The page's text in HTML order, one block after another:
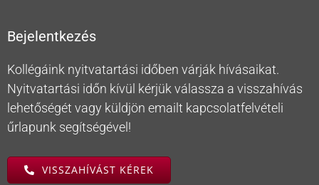
Bejelentkezés
Kollégáink nyitvatartási időben várják hívásaikat.
Nyitvatartási időn kívül kérjük válassza a visszahívás
lehetőségét vagy küldjön emailt kapcsolatfelvételi
űrlapunk segítségével!
VISSZAHÍVÁST KÉREK